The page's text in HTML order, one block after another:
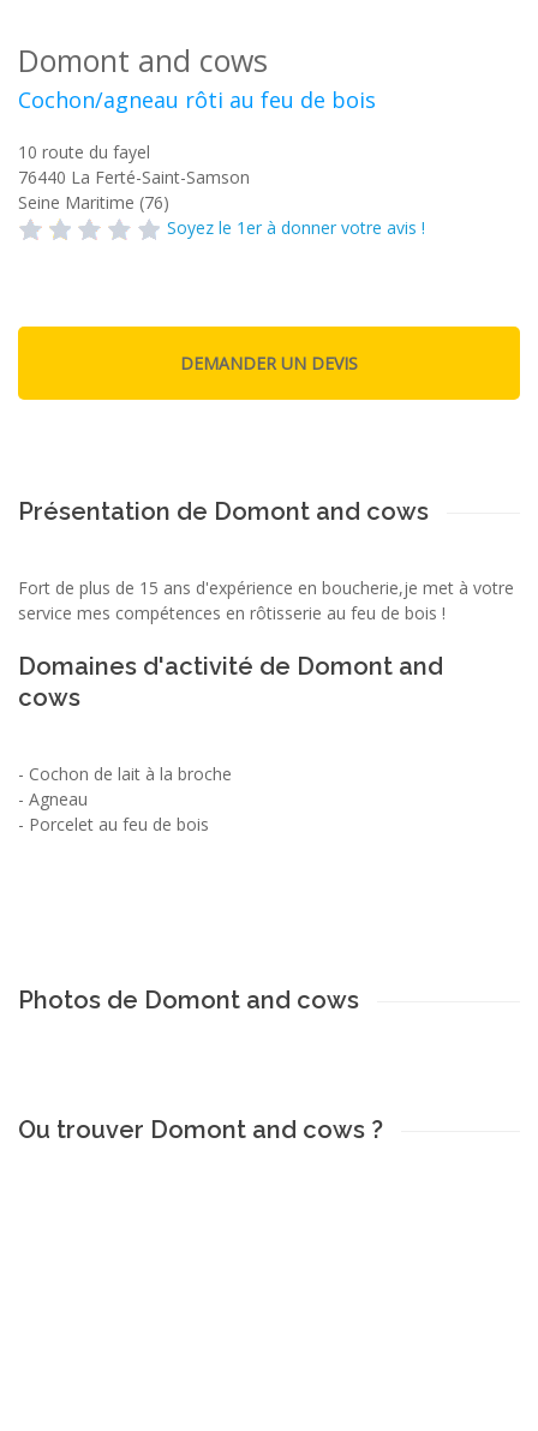
Domont and cows
Cochon/agneau rôti au feu de bois
10 route du fayel
76440 La Ferté-Saint-Samson
Seine Maritime (76)
Soyez le 1er à donner votre avis !
Présentation de Domont and cows
Fort de plus de 15 ans d'expérience en boucherie,je met à votre
service mes compétences en rôtisserie au feu de bois !
Domaines d'activité de Domont and
cows
- Cochon de lait à la broche
- Agneau
- Porcelet au feu de bois
Photos de Domont and cows
Ou trouver Domont and cows ?